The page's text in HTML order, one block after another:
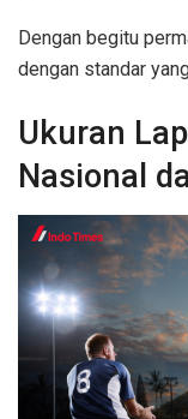
Dengan begitu
dengan standar
Ukuran
Nasional